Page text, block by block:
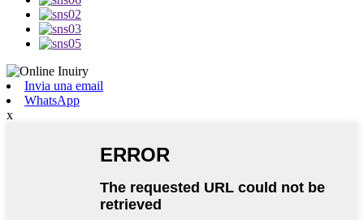
Invia una email
WhatsApp
x